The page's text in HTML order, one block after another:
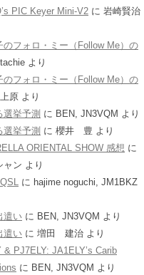
PIC Keyer Mini-V2 に 岩崎賢治
のフォロ・ミー（Follow Me）の
tachie より
のフォロ・ミー（Follow Me）の
上原 より
挙予測 に BEN, JN3VQM より
挙予測 に 櫻井 豊 より
ORIENTAL SHOW 感想 に
ャン より
に hajime noguchi, JM1BKZ
遣い に BEN, JN3VQM より
遣い に 増田 建治 より
& PJ7ELY: JA1ELY’s Carib
に BEN, JN3VQM より